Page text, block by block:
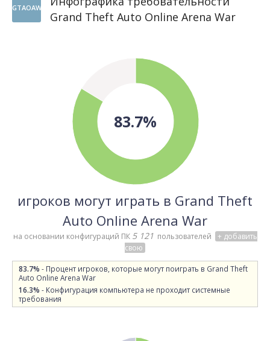
GTAOAW
Grand Theft Auto Online Arena War
83.7%
игроков могут играть в Grand Theft
Auto Online Arena War
на основании конфигураций ПК 5 121 пользователей
+ добавить
свою
83.7% - Процент игроков, которые могут поиграть в Grand Theft
Auto Online Arena War
16.3% - Конфигурация компьютера не проходит системные
требования